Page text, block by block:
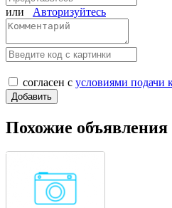
или Авторизуйтесь
согласен с условиями подачи
Похожие объявления